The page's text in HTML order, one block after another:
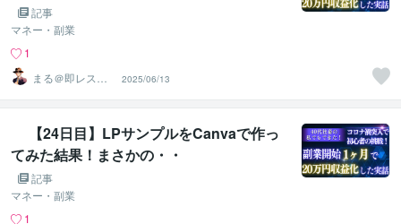
記事
マネー・副業
1
まる＠即レス＆
スピード対応
2025/06/13
【24日目】LPサンプルをCanvaで作っ
てみた結果！まさかの・・
記事
マネー・副業
1